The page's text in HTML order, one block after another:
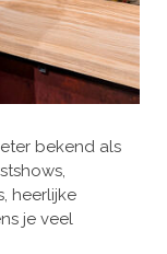
bekend als
heerlijke
je veel